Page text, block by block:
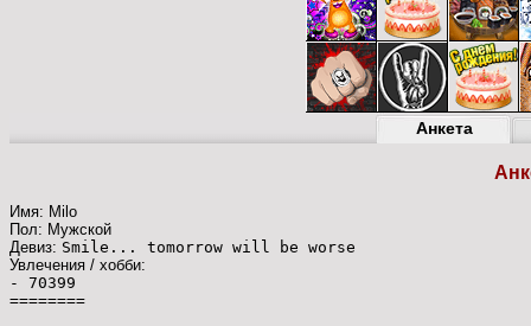
Анкета
Имя: Milo
Пол: Мужской
Девиз: Smile... tomorrow will be worse
Увлечения / хобби:
- 70399
========